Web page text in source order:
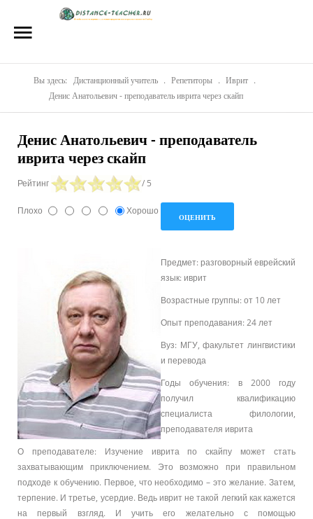
Репетиторы
Стоимость
Акции
Материалы
Вы здесь: Дистанционный учитель . Репетиторы . Иврит
.
Денис Анатольевич - преподаватель иврита через скайп
Денис Анатольевич - преподаватель
иврита через скайп
Рейтинг / 5
Плохо Хорошо
Предмет: разговорный еврейский
язык: иврит
Возрастные группы: от 10 лет
Опыт преподавания: 24 лет
Вуз: МГУ, факультет лингвистики
и перевода
Годы обучения: в 2000 году
получил квалификацию
специалиста филологии,
преподавателя иврита
О преподавателе: Изучение иврита по скайпу может стать
захватывающим приключением. Это возможно при правильном
подходе к обучению. Первое, что необходимо – это желание. Затем,
терпение. И третье, усердие. Ведь иврит не такой легкий как кажется
на первый взгляд. И учить его желательно с помощью